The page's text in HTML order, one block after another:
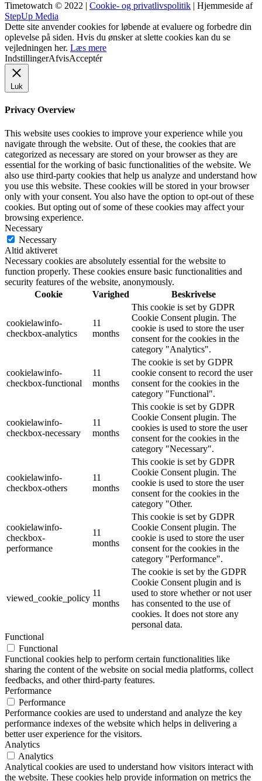
Timetowatch © 2022 | Cookie- og privatlivspolitik | Hjemmeside af
StepUp Media
Dette site anvender cookies for løbende at evaluere og forbedre din
oplevelse på siden. Hvis du ønsker at slette cookies kan du se
vejledningen her. Læs mere
IndstillingerAfvisAcceptér
Luk
Privacy Overview
This website uses cookies to improve your experience while you
navigate through the website. Out of these, the cookies that are
categorized as necessary are stored on your browser as they are
essential for the working of basic functionalities of the website. We
also use third-party cookies that help us analyze and understand how
you use this website. These cookies will be stored in your browser
only with your consent. You also have the option to opt-out of these
cookies. But opting out of some of these cookies may affect your
browsing experience.
Necessary
Necessary
Altid aktiveret
Necessary cookies are absolutely essential for the website to
function properly. These cookies ensure basic functionalities and
security features of the website, anonymously.
Cookie
Varighed Beskrivelse
cookielawinfo-
checkbox-analytics
11
months
This cookie is set by GDPR
Cookie Consent plugin. The
cookie is used to store the user
consent for the cookies in the
category "Analytics".
cookielawinfo-
checkbox-functional
11
months
The cookie is set by GDPR
cookie consent to record the user
consent for the cookies in the
category "Functional".
cookielawinfo-
checkbox-necessary
11
months
This cookie is set by GDPR
Cookie Consent plugin. The
cookies is used to store the user
consent for the cookies in the
category "Necessary".
cookielawinfo-
checkbox-others
11
months
This cookie is set by GDPR
Cookie Consent plugin. The
cookie is used to store the user
consent for the cookies in the
category "Other.
cookielawinfo-
checkbox-
performance
11
months
This cookie is set by GDPR
Cookie Consent plugin. The
cookie is used to store the user
consent for the cookies in the
category "Performance".
viewed_cookie_policy
11
months
The cookie is set by the GDPR
Cookie Consent plugin and is
used to store whether or not user
has consented to the use of
cookies. It does not store any
personal data.
Functional
Functional
Functional cookies help to perform certain functionalities like
sharing the content of the website on social media platforms, collect
feedbacks, and other third-party features.
Performance
Performance
Performance cookies are used to understand and analyze the key
performance indexes of the website which helps in delivering a
better user experience for the visitors.
Analytics
Analytics
Analytical cookies are used to understand how visitors interact with
the website. These cookies help provide information on metrics the